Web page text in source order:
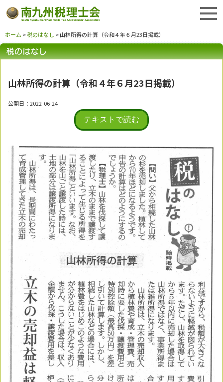
ホーム >税のはなし > 山林所得の計算（令和４年６月23日掲載）
山林所得の計算（令和４年６月23日掲載）
公開日：2022-06-24
テキストで読む